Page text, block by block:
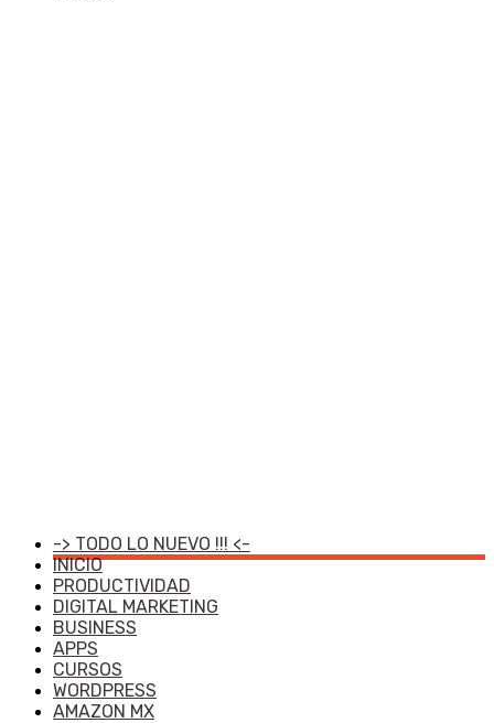
-> TODO LO NUEVO !!! <-
INICIO
PRODUCTIVIDAD
DIGITAL MARKETING
BUSINESS
APPS
CURSOS
WORDPRESS
AMAZON MX